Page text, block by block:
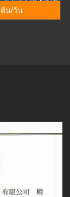
ตัน/วัน